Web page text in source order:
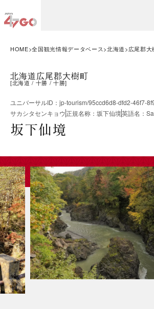
HOME 全国観光情報データベース 北海道 広尾郡大
北海道広尾郡大樹町
[北海道 十勝 十勝]
ユニバーサルID ： jp-tourism/95ccd6d8-dfd2-46f7-
サカシタセンキョウ正規名称 ： 坂下仙境英語名 ：
坂下仙境